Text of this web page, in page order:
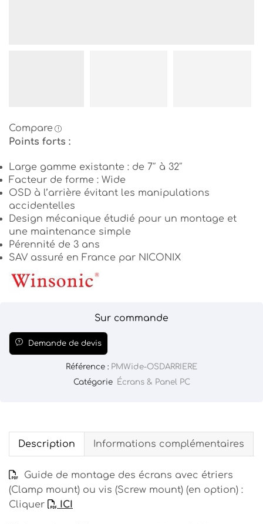
Compare
Points forts :
Large gamme existante : de 7″ à 32″
Facteur de forme : Wide
OSD à l’arrière évitant les manipulations
accidentelles
Design mécanique étudié pour un montage et
une maintenance simple
Pérennité de 3 ans
SAV assuré en France par NICONIX
Sur commande
Demande de devis
Référence : PMWide-OSDARRIERE
Catégorie Écrans & Panel PC
Description Informations complémentaires
Guide de montage des écrans avec étriers
(Clamp mount) ou vis (Screw mount) (en option) :
Cliquer
ICI